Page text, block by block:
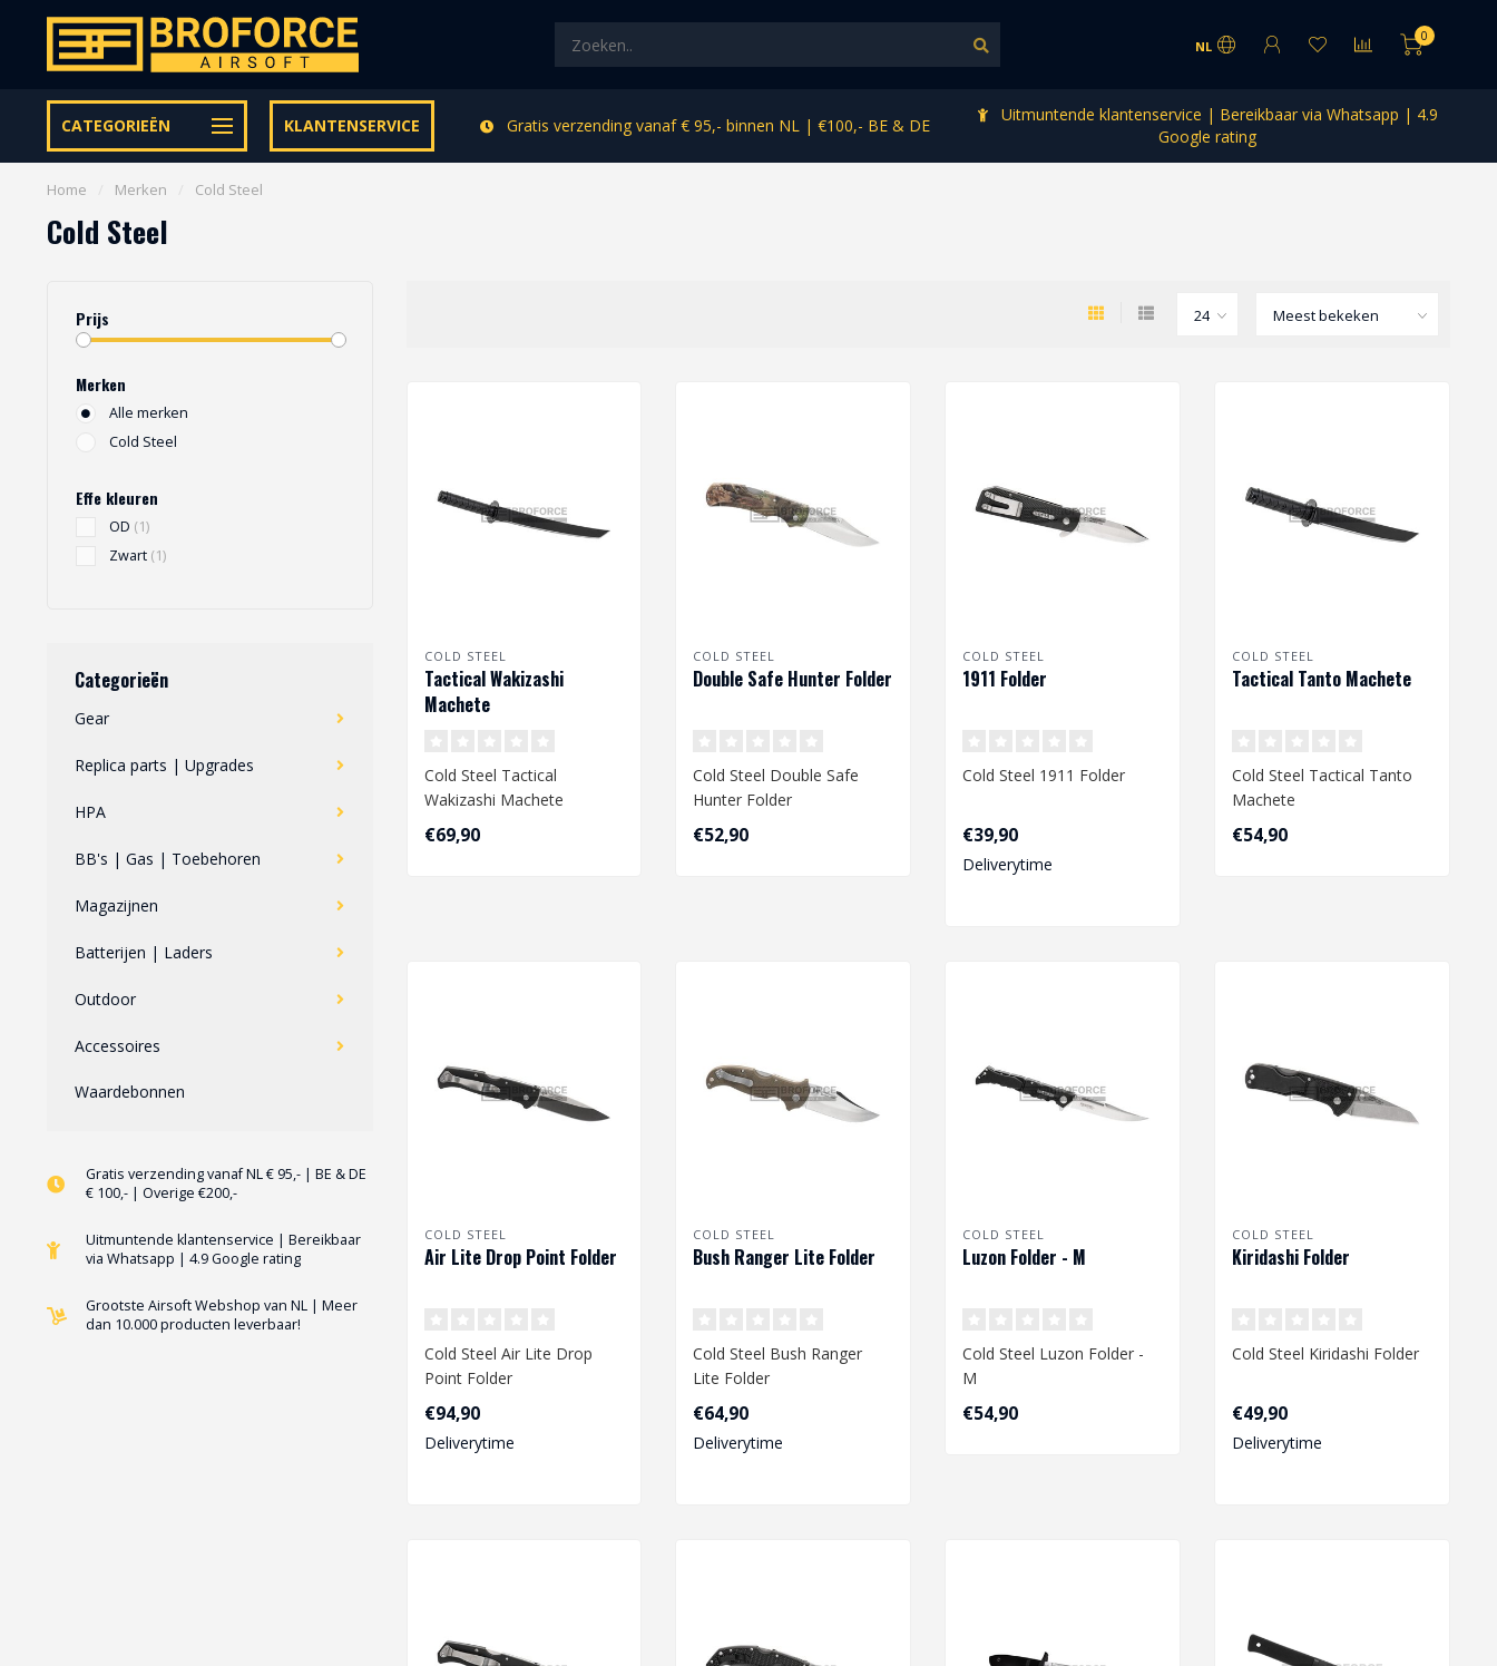
NL
0
CATEGORIEËN KLANTENSERVICE
Let op onze speciale Facebook/Instagram aanbiedingen Gratis verzending vanaf € 95,- binnen NL | €100,- BE & DE
Uitmuntende klantenservice | Bereikbaar via Whatsapp | 4.9
Google rating
Home Merken Cold Steel
Cold Steel
Prijs
Merken
Alle merken
Cold Steel
Effe kleuren
OD (1)
Zwart (1)
Categorieën
Gear
Replica parts | Upgrades
HPA
BB's | Gas | Toebehoren
Magazijnen
Batterijen | Laders
Outdoor
Accessoires
Waardebonnen
Gratis verzending vanaf NL € 95,- | BE & DE
€ 100,- | Overige €200,-
Uitmuntende klantenservice | Bereikbaar
via Whatsapp | 4.9 Google rating
Grootste Airsoft Webshop van NL | Meer
dan 10.000 producten leverbaar!
COLD STEEL
Tactical Wakizashi
Machete
Cold Steel Tactical
Wakizashi Machete
€69,90
COLD STEEL
Double Safe Hunter Folder
Cold Steel Double Safe
Hunter Folder
€52,90
COLD STEEL
1911 Folder
Cold Steel 1911 Folder
€39,90
Deliverytime
COLD STEEL
Tactical Tanto Machete
Cold Steel Tactical Tanto
Machete
€54,90
COLD STEEL
Air Lite Drop Point Folder
Cold Steel Air Lite Drop
Point Folder
€94,90
Deliverytime
COLD STEEL
Bush Ranger Lite Folder
Cold Steel Bush Ranger
Lite Folder
€64,90
Deliverytime
COLD STEEL
Luzon Folder - M
Cold Steel Luzon Folder -
M
€54,90
COLD STEEL
Kiridashi Folder
Cold Steel Kiridashi Folder
€49,90
Deliverytime